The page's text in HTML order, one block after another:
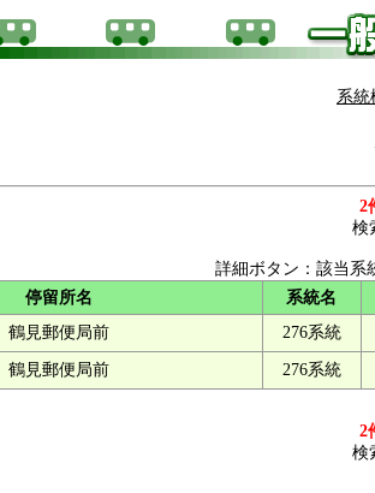
系統
2
検
詳細ボタン：該当系
停留所名
系統名
鶴見郵便局前
276系統
鶴見郵便局前 276系統
2
検